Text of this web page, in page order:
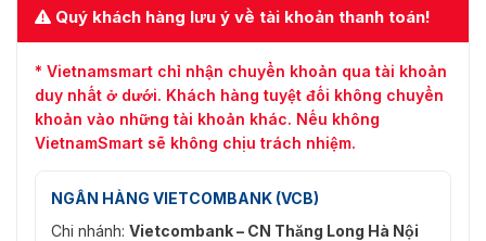
Đèn báo
4 đèn LED (Mở cửa, Gọi, Liên lạc,
Đang sử dụng)
Nguồn cung cấp
48V, Powered by distributor DS-
KAD7060EY hoặc 12VDC
Công suất tiêu thụ ≤ 6 W
Nhiệt độ làm việc
140° F)
Quý khách hàng lưu ý về tài khoản thanh toán!
* Vietnamsmart chỉ nhận chuyển khoản qua tài khoản
duy nhất ở dưới. Khách hàng tuyệt đối không chuyển
khoản vào những tài khoản khác. Nếu không
VietnamSmart sẽ không chịu trách nhiệm.
NGÂN HÀNG VIETCOMBANK (VCB)
Chi nhánh: Vietcombank – CN Thăng Long Hà Nội